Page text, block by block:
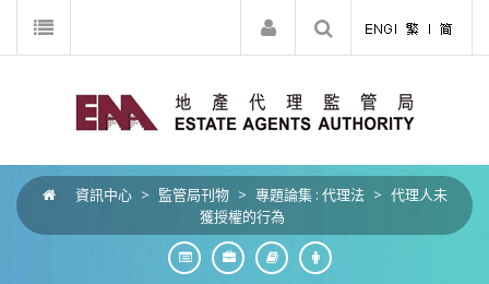
資訊中心 > 監管局刊物 > 專題論集 : 代理法 > 代理人未
獲授權的行為